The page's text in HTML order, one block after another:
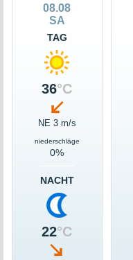
08.08
SA
TAG
36°C
NE 3 m/s
niederschläge
0%
NACHT
22°C